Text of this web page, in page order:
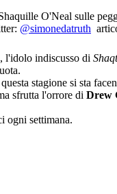
O'Neal sulle
@simonedatruth
l'idolo indiscusso di
stagione si sta
sfrutta l'orrore di Drew
ogni settimana.